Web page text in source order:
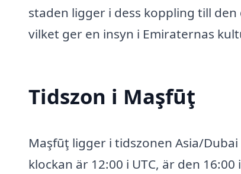
staden ligger i dess koppling till
vilket ger en insyn i Emiraternas
Tidszon i Maşfūţ
Maşfūţ ligger i tidszonen Asia/
klockan är 12:00 i UTC, är den